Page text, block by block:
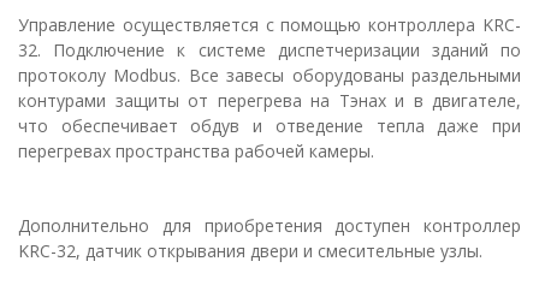
Управление осуществляется с помощью контроллера KRC-
32. Подключение к системе диспетчеризации зданий по
протоколу Modbus. Все завесы оборудованы раздельными
контурами защиты от перегрева на Тэнах и в двигателе,
что обеспечивает обдув и отведение тепла даже при
перегревах пространства рабочей камеры.
Дополнительно для приобретения доступен контроллер
KRC-32, датчик открывания двери и смесительные узлы.